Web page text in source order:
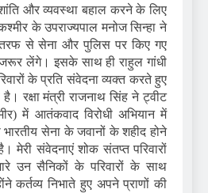
और व्यवस्था बहाल करने के लिए
के उपराज्यपाल मनोज सिन्हा ने
से सेना और पुलिस पर किए गए
लेंगे। इसके साथ ही राहुल गांधी
के प्रति संवेदना व्यक्त करते हुए
है। रक्षा मंत्री राजनाथ सिंह ने ट्वीट
में आतंकवाद विरोधी अभियान में
भारतीय सेना के जवानों के शहीद होने
संवेदनाएं शोक संतप्त परिवारों
उन सैनिकों के परिवारों के साथ
कर्तव्य निभाते हुए अपने प्राणों की